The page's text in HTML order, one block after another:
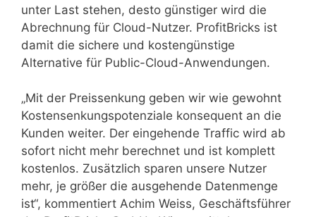
unter Last stehen, desto günstiger wird die
Abrechnung für Cloud-Nutzer. ProfitBricks ist
damit die sichere und kostengünstige
Alternative für Public-Cloud-Anwendungen.
„Mit der Preissenkung geben wir wie gewohnt
Kostensenkungspotenziale konsequent an die
Kunden weiter. Der eingehende Traffic wird ab
sofort nicht mehr berechnet und ist komplett
kostenlos. Zusätzlich sparen unsere Nutzer
mehr, je größer die ausgehende Datenmenge
ist“, kommentiert Achim Weiss, Geschäftsführer